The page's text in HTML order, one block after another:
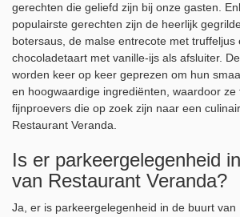
gerechten die geliefd zijn bij onze gasten.
populairste gerechten zijn de heerlijk
botersaus, de malse entrecote met truffeljus
chocoladetaart met vanille-ijs als afsluiter.
worden keer op keer geprezen om hun
en hoogwaardige ingrediënten, waardoor ze
fijnproevers die op zoek zijn naar een
Restaurant Veranda.
Is er parkeergelegenheid
van Restaurant Veranda?
Ja, er is parkeergelegenheid in de buurt van